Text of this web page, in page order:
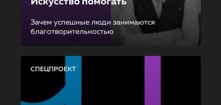
Зачем успешные люди занимаются
благотворительностью
СПЕЦПРОЕКТ